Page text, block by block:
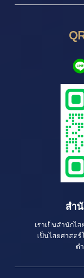
สำ
เราเป็นสำนักไ
เป็นไสยศาสต
ต